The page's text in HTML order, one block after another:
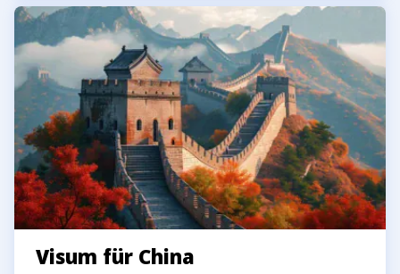
Visum für China